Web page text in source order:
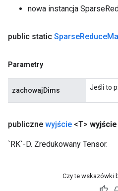
nowa instancja
public static SparseReduce
Parametry
zachowajDims Jeśli to
publiczne wyjście <T> wyjście
`RK`-D. Zredukowany Tensor.
Czy te wskazówki